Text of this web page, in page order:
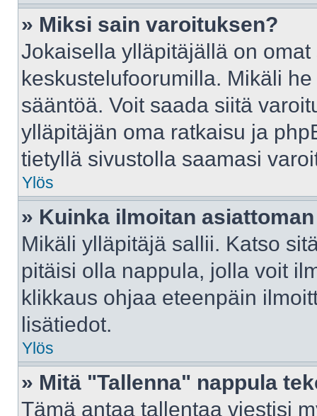
» Miksi sain varoituksen?
Jokaisella ylläpitäjällä on
keskustelufoorumilla. Mikäli
sääntöä. Voit saada siitä
ylläpitäjän oma ratkaisu ja
tietyllä sivustolla saamasi
Ylös
» Kuinka ilmoitan
Mikäli ylläpitäjä sallii. Katso
pitäisi olla nappula, jolla voit
klikkaus ohjaa eteenpäin
lisätiedot.
Ylös
» Mitä "Tallenna" nappula
Tämä antaa tallentaa viestisi